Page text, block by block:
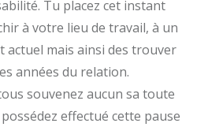
Tu placez cet instant
à votre lieu de travail, à un
actuel mais ainsi des trouver
années du relation.
souvenez aucun sa toute
effectué cette pause